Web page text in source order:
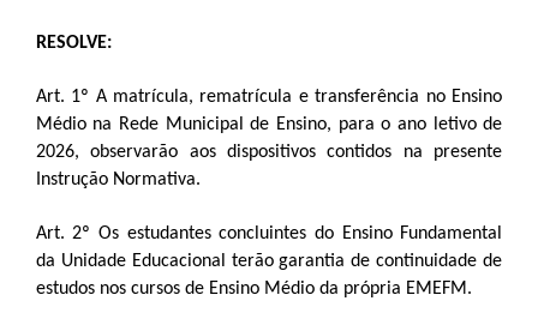
RESOLVE:
Art. 1º A matrícula, rematrícula e transferência no Ensino
Médio na Rede Municipal de Ensino, para o ano letivo de
2026, observarão aos dispositivos contidos na presente
Instrução Normativa.
Art. 2º Os estudantes concluintes do Ensino Fundamental
da Unidade Educacional terão garantia de continuidade de
estudos nos cursos de Ensino Médio da própria EMEFM.